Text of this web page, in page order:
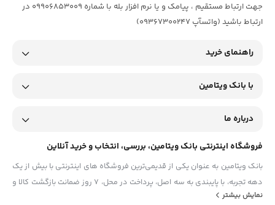
جهت ارتباط مستقیم ، پیامک و یا نرم افزار بله با شماره 09906853009 در
ارتباط باشید (واتسآپ 09367300247)
راهنمای خرید
با بانک ویتامین
درباره ما
فروشگاه اینترنتی بانک ویتامین، بررسی، انتخاب و خرید آنلاین
بانک ویتامین به عنوان یکی از قدیمی‌ترین فروشگاه های اینترنتی با بیش از یک
دهه تجربه، با پایبندی به سه اصل، پرداخت در محل، ۷ روز ضمانت بازگشت کالا و
تضمین اصل‌بودن کالا موفق شده تا همگام با فروشگاه‌های معتبر جهان، به
نمایش بیشتر